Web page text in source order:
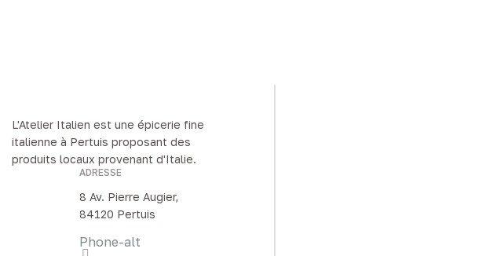
L'Atelier Italien est une épicerie fine
italienne à Pertuis proposant des
produits locaux provenant d'Italie.
ADRESSE
8 Av. Pierre Augier,
84120 Pertuis
Phone-alt